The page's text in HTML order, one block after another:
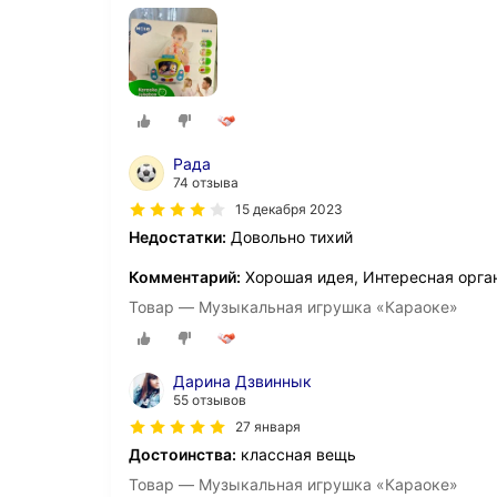
Рада
74 отзыва
15 декабря 2023
Недостатки: Довольно тихий
Комментарий: Хорошая идея, Интересная
Товар — Музыкальная игрушка «Караоке»
Дарина Дзвиннык
55 отзывов
27 января
Достоинства: классная вещь
Товар — Музыкальная игрушка «Караоке»